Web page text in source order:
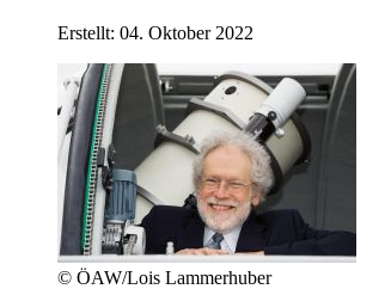
Erstellt: 04. Oktober 2022
© ÖAW/Lois Lammerhuber